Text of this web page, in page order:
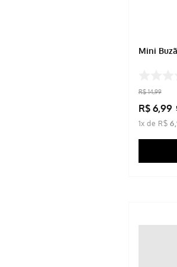
Mini
R$ 14,99
R$ 6,99
1x de R$ 6,